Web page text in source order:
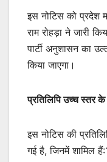
इस नोटिस को प्रदेश
राम रोहड़ा ने जारी
पार्टी अनुशासन का
किया जाएगा।
प्रतिलिपि उच्च स्तर
इस नोटिस की
गई है, जिनमें शामिल